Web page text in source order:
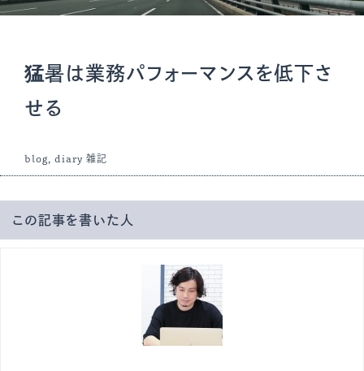
猛暑は業務パフォーマンスを低下さ
せる
blog diary 雑記
この記事を書いた人